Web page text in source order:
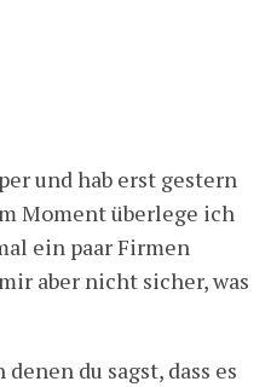
und hab erst gestern
Moment überlege ich
ein paar Firmen
aber nicht sicher, was
du sagst, dass es